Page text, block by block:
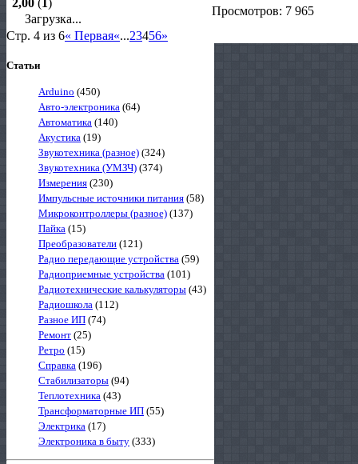
2,00 (
)
Загрузка...
Просмотров: 7 965
Стр. 4 из 6« Первая«...23456»
Статьи
Arduino (450)
Авто-электроника (64)
Автоматика (140)
Акустика (19)
Звукотехника (разное) (324)
Звукотехника (УМЗЧ) (374)
Измерения (230)
Импульсные источники питания (58)
Микроконтроллеры (разное) (137)
Пайка (15)
Преобразователи (121)
Радио передающие устройства (59)
Радиоприемные устройства (101)
Радиотехнические калькуляторы (43)
Радиошкола (112)
Разное ИП (74)
Ремонт (25)
Ретро (15)
Справка (196)
Стабилизаторы (94)
Теплотехника (43)
Трансформаторные ИП (55)
Электрика (17)
Электроника в быту (333)